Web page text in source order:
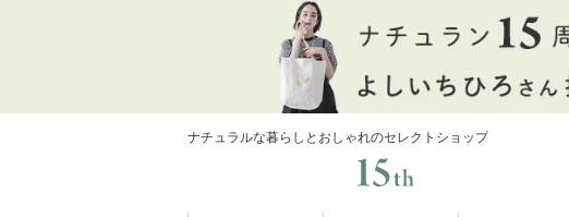
ナチュラルな暮らしとおしゃれのセレクトショップ